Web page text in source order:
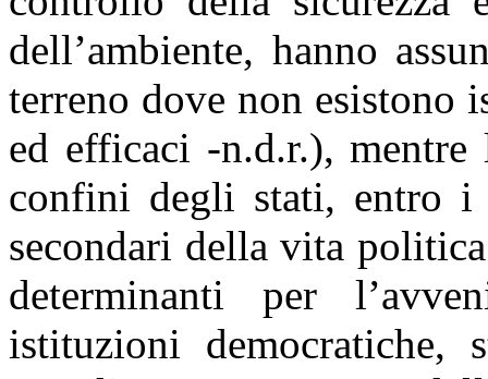
dell’ambiente, hanno
terreno dove non esistono
ed efficaci -n.d.r.),
confini degli stati, entro i
secondari della vita
determinanti per
istituzioni democratiche,